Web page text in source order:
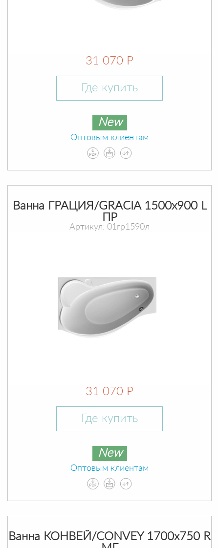
31 070 Р
Где купить
New
Оптовым клиентам
Ванна ГРАЦИЯ/GRACIA 1500х900 L
ПР
Артикул: 01гр1590л
31 070 Р
Где купить
New
Оптовым клиентам
Ванна КОНВЕЙ/CONVEY 1700х750 R